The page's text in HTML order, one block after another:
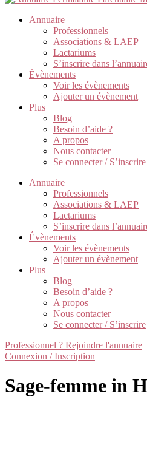
Annuaire
Professionnels
Associations & LAEP
Lactariums
S’inscrire dans
Évènements
Voir les évènements
Ajouter un évènement
Plus
Blog
Besoin d’aide ?
A propos
Nous contacter
Se connecter / S’inscrire
Annuaire
Professionnels
Associations & LAEP
Lactariums
S’inscrire dans
Évènements
Voir les évènements
Ajouter un évènement
Plus
Blog
Besoin d’aide ?
A propos
Nous contacter
Se connecter / S’inscrire
Professionnel ? Rejoindre l'annuaire
Connexion / Inscription
Sage-femme in